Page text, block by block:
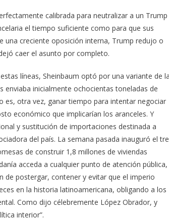
calibrada para neutralizar a un Trump
el tiempo suficiente como para que sus
una creciente oposición interna, Trump redujo o
caer el asunto por completo.
líneas, Sheinbaum optó por una variante de
inicialmente ochocientas toneladas de
es, otra vez, ganar tiempo para intentar negociar
económico que implicarían los aranceles. Y
y sustitución de importaciones destinada a
del país. La semana pasada inauguró el
de construir 1,8 millones de viviendas
acceda a cualquier punto de atención pública,
de postergar, contener y evitar que el imperio
en la historia latinoamericana, obligando a los
Como dijo célebremente López Obrador, y
interior”.